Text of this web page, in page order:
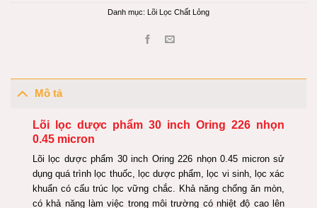
Danh mục: Lõi Lọc Chất Lỏng
Mô tả
Lõi lọc dược phẩm 30 inch Oring 226 nhọn
0.45 micron
Lõi lọc dược phẩm 30 inch Oring 226 nhọn 0.45 micron sử
dụng quá trình lọc thuốc, lọc dược phẩm, lọc vi sinh, lọc xác
khuẩn có cấu trúc lọc vững chắc. Khả năng chống ăn mòn,
có khả năng làm việc trong môi trường có nhiệt độ cao lên